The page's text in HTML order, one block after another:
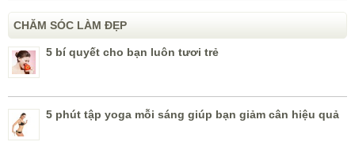
CHĂM SÓC LÀM ĐẸP
5 bí quyết cho bạn luôn tươi trẻ
5 phút tập yoga mỗi sáng giúp bạn giảm cân hiệu quả